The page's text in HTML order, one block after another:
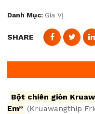
Danh Mục: Gia Vị
SHARE
Bột chiên giòn
Em” (Kruawangthip